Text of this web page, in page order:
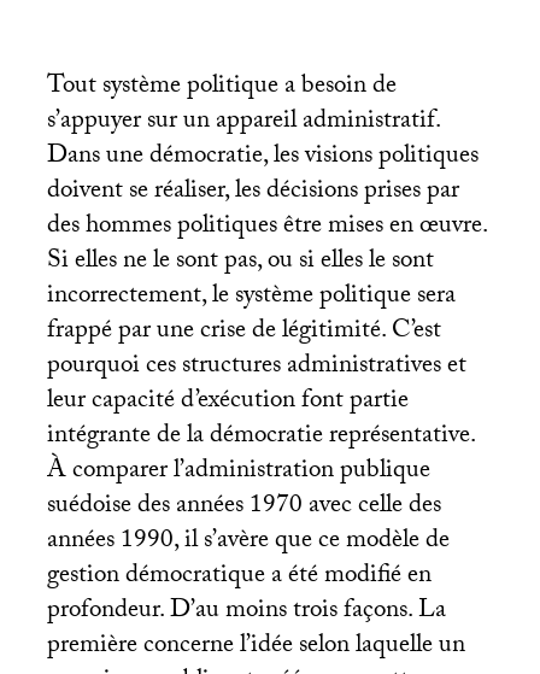
Tout système politique a besoin de
s’appuyer sur un appareil administratif.
Dans une démocratie, les visions politiques
doivent se réaliser, les décisions prises par
des hommes politiques être mises en œuvre.
Si elles ne le sont pas, ou si elles le sont
incorrectement, le système politique sera
frappé par une crise de légitimité. C’est
pourquoi ces structures administratives et
leur capacité d’exécution font partie
intégrante de la démocratie représentative.
À comparer l’administration publique
suédoise des années 1970 avec celle des
années 1990, il s’avère que ce modèle de
gestion démocratique a été modifié en
profondeur. D’au moins trois façons. La
première concerne l’idée selon laquelle un